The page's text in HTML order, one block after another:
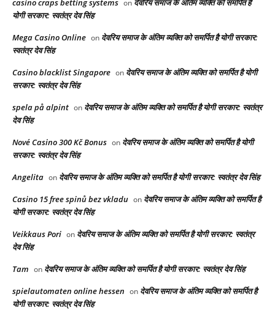
casino craps betting systems on देवरिय समाज के अंतिम व्यक्ति को समर्पित है
योगी सरकार: स्वतंत्र देव सिंह
Mega Casino Online on देवरिय समाज के अंतिम व्यक्ति को समर्पित है योगी सरकार:
स्वतंत्र देव सिंह
Casino blacklist Singapore on देवरिय समाज के अंतिम व्यक्ति को समर्पित है योगी
सरकार: स्वतंत्र देव सिंह
spela på alpint on देवरिय समाज के अंतिम व्यक्ति को समर्पित है योगी सरकार: स्वतंत्र
देव सिंह
Nové Casino 300 Kč Bonus on देवरिय समाज के अंतिम व्यक्ति को समर्पित है योगी
सरकार: स्वतंत्र देव सिंह
Angelita on देवरिय समाज के अंतिम व्यक्ति को समर्पित है योगी सरकार: स्वतंत्र देव सिंह
Casino 15 free spinů bez vkladu on देवरिय समाज के अंतिम व्यक्ति को समर्पित है
योगी सरकार: स्वतंत्र देव सिंह
Veikkaus Pori on देवरिय समाज के अंतिम व्यक्ति को समर्पित है योगी सरकार: स्वतंत्र
देव सिंह
Tam on देवरिय समाज के अंतिम व्यक्ति को समर्पित है योगी सरकार: स्वतंत्र देव सिंह
spielautomaten online hessen on देवरिय समाज के अंतिम व्यक्ति को समर्पित है
योगी सरकार: स्वतंत्र देव सिंह